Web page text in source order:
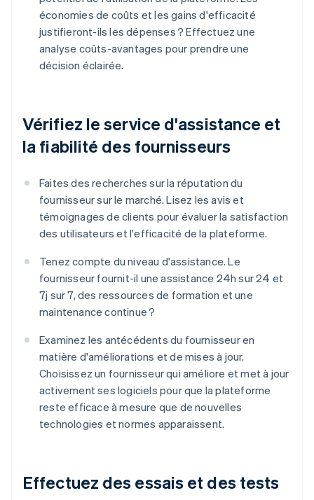
économies de coûts et les gains d'efficacité
justifieront-ils les dépenses ? Effectuez une
analyse coûts-avantages pour prendre une
décision éclairée.
Vérifiez le service d'assistance et
la fiabilité des fournisseurs
Faites des recherches sur la réputation du
fournisseur sur le marché. Lisez les avis et
témoignages de clients pour évaluer la satisfaction
des utilisateurs et l'efficacité de la plateforme.
Tenez compte du niveau d'assistance. Le
fournisseur fournit-il une assistance 24h sur 24 et
7j sur 7, des ressources de formation et une
maintenance continue ?
Examinez les antécédents du fournisseur en
matière d'améliorations et de mises à jour.
Choisissez un fournisseur qui améliore et met à jour
activement ses logiciels pour que la plateforme
reste efficace à mesure que de nouvelles
technologies et normes apparaissent.
Effectuez des essais et des tests